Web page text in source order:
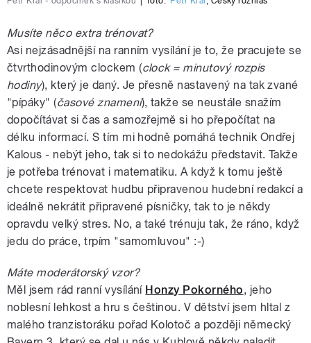
Musíte něco extra trénovat?
Asi nejzásadnější na ranním vysílání je to, že pracujete se
čtvrthodinovým clockem (clock = minutový rozpis
hodiny), který je daný. Je přesně nastavený na tak zvané
"pípáky" (časové znamení), takže se neustále snažím
dopočítávat si čas a samozřejmě si ho přepočítat na
délku informací. S tím mi hodně pomáhá technik Ondřej
Kalous - nebýt jeho, tak si to nedokážu představit. Takže
je potřeba trénovat i matematiku. A když k tomu ještě
chcete respektovat hudbu připravenou hudební redakcí a
ideálně nekrátit připravené písničky, tak to je někdy
opravdu velký stres. No, a také trénuju tak, že ráno, když
jedu do práce, trpím "samomluvou" :-)
Máte moderátorský vzor?
Měl jsem rád ranní vysílání Honzy Pokorného, jeho
noblesní lehkost a hru s češtinou. V dětství jsem hltal z
malého tranzistoráku pořad Kolotoč a později německý